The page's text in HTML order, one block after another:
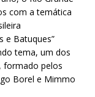
com a temática
e Batuques”
tema, um dos
formado pelos
Borel e Mimmo